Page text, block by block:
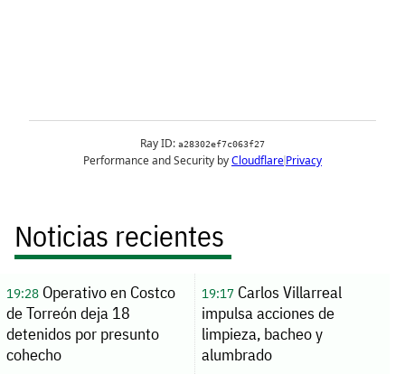
Noticias recientes
19:28Operativo en Costco
de Torreón deja 18
detenidos por presunto
cohecho
19:17Carlos Villarreal
impulsa acciones de
limpieza, bacheo y
alumbrado